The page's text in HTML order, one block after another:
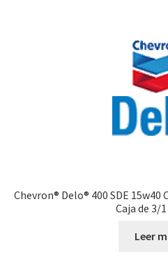
Chevron® Delo® 400 SDE
Caja de 3/
Leer